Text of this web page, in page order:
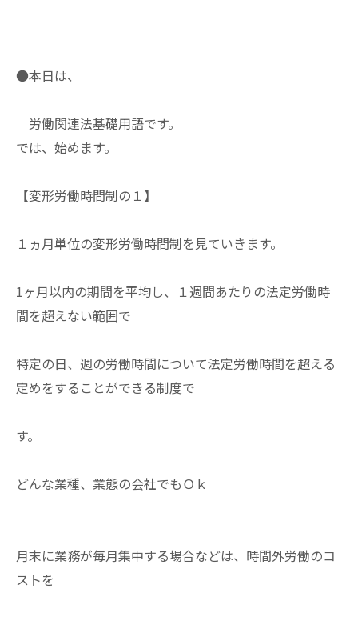
●本日は、
労働関連法基礎用語です。
では、始めます。
【変形労働時間制の１】
１ヵ月単位の変形労働時間制を見ていきます。
1ヶ月以内の期間を平均し、１週間あたりの法定労働時
間を超えない範囲で
特定の日、週の労働時間について法定労働時間を超える
定めをすることができる制度で
す。
どんな業種、業態の会社でもＯｋ
月末に業務が毎月集中する場合などは、時間外労働のコ
ストを